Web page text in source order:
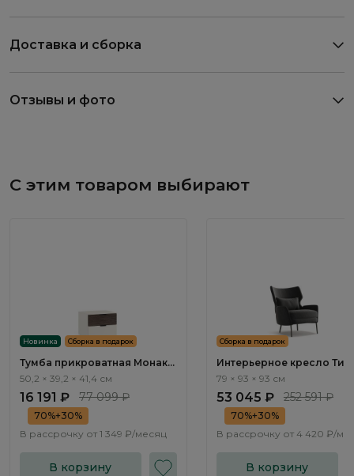
Доставка и сборка
Отзывы и фото
С этим товаром выбирают
Новинка Сборка в подарок
Тумба прикроватная Монако
/ Monako MN010.3
50,2 × 39,2 × 41,4 см
16 191 ₽ 77 099 ₽
70%+30%
В рассрочку от 1 349 ₽/месяц
В корзину
Сборка в подарок
Интерьерное кресло
/ Tyrol ММ102.3
79 × 93 × 93 см
53 045 ₽ 252 591 ₽
70%+30%
В рассрочку от 4 420 ₽/
В корзину